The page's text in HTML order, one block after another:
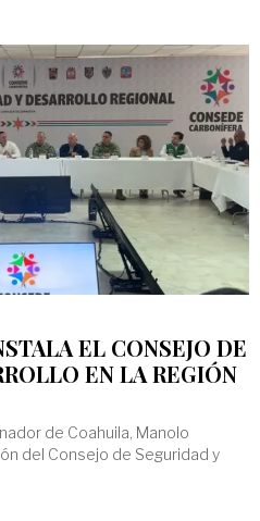
EL CONSEJO DE
EN LA REGIÓN
de Coahuila, Manolo
del Consejo de Seguridad y